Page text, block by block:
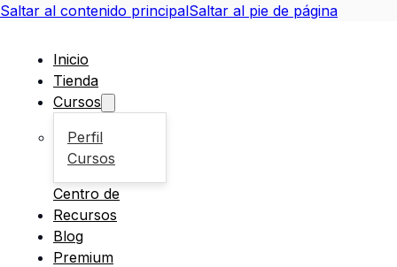
Saltar al contenido principalSaltar al pie de página
Inicio
Tienda
Cursos
Perfil
Cursos
Centro de
Recursos
Blog
Premium